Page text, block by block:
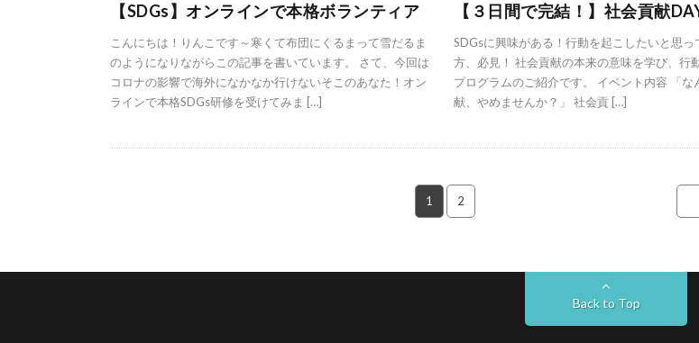
【SDGs】オンラインで本格ボランティア
こんにちは！りんこです～寒くて布団にくるまって雪だるま
のようになりながらこの記事を書いています。 さて、今回は
コロナの影響で海外になかなか行けないそこのあなた！オン
ラインで本格SDGs研修を受けてみま […]
【３日間で完結！】社会貢献
SDGsに興味がある！行動を起こしたいと思っ
方、必見！ 社会貢献の本来の意味を学び、行
プログラムのご紹介です。 イベント内容 「な
献、やめませんか？」 社会貢 […]
1 2
Back to Top